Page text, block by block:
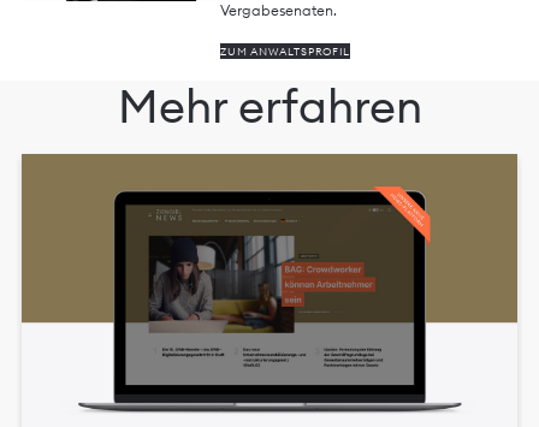
Vergabesenaten.
ZUM ANWALTSPROFIL
Mehr erfahren